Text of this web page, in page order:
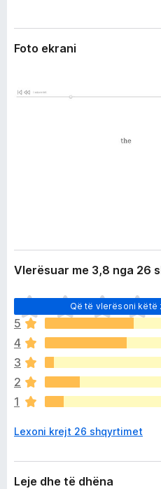
r
iFoto ekrani
Vlerësuar me 3,8 nga 26
Që të vlerësoni këtë
E
n
d
e
p
a
v
l
r
s
i
5
4
3
2
1
Lexoni krejt 26 shqyrtimet
Leje dhe të dhëna